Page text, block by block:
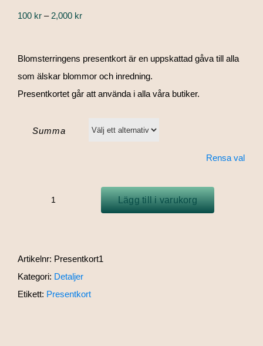
100 kr – 2,000 krPrisintervall:
Blomsterringens presentkort är en uppskattad gåva till alla
som älskar blommor och inredning.
Presentkortet går att använda i alla våra butiker.
Summa
Rensa val
Lägg till i varukorg
Artikelnr: Presentkort1
Kategori: Detaljer
Etikett: Presentkort